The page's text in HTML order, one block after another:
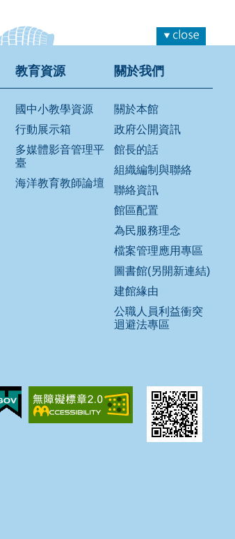
教育資源
國中小教學資源
行動展示箱
多媒體影音管理平
臺
海洋教育教師論壇
關於我們
關於本館
政府公開資訊
館長的話
組織編制與聯絡
聯絡資訊
館區配置
為民服務理念
檔案管理應用專區
圖書館(另開新連結)
建館緣由
公職人員利益衝突
迴避法專區